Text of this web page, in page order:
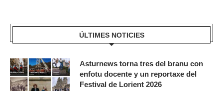
ÚLTIMES NOTICIES
Asturnews torna tres del branu con
enfotu docente y un reportaxe del
Festival de Lorient 2026